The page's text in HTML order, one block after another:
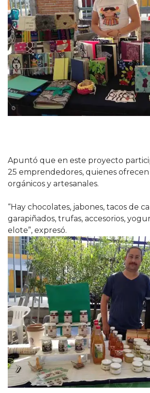
Apuntó que en este proyecto
25 emprendedores, quienes
orgánicos y artesanales.
“Hay chocolates, jabones, tacos de
garapiñados, trufas, accesorios,
elote”, expresó.